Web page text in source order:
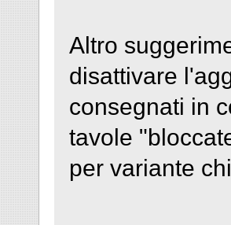
Altro
disattivare
consegnati in
tavole
per variante